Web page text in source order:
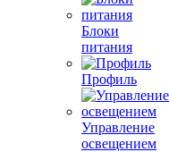
Блоки
питания
Профиль
Управление
освещением